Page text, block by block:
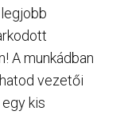
A munkádban
vezetői
kis